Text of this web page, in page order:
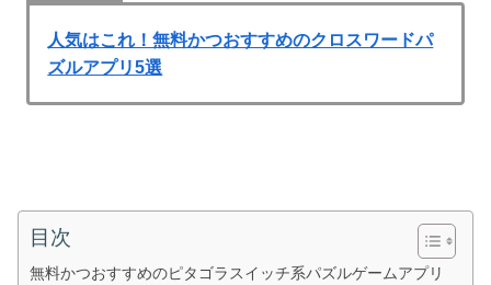
人気はこれ！無料かつおすすめのクロスワードパ
ズルアプリ5選
目次
無料かつおすすめのピタゴラスイッチ系パズルゲームアプリ